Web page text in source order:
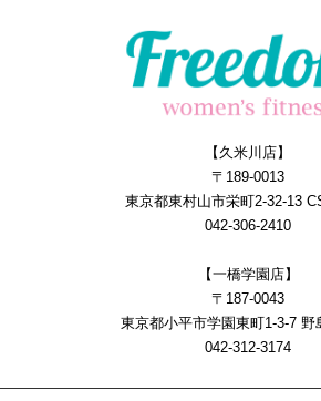
【久米川店】
〒189-0013
東京都東村山市栄町2-32-13
042-306-2410
【一橋学園店】
〒187-0043
東京都小平市学園東町1-3-7 野
042-312-3174